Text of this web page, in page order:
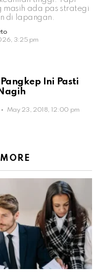
masih ada pas strategi
di lapangan.
3:25 pm
Ini Pasti
May 23, 2018, 12:00 pm